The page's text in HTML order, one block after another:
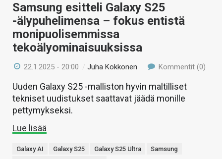
Samsung esitteli Galaxy S25
-älypuhelimensa – fokus entistä
monipuolisemmissa
tekoälyominaisuuksissa
22.1.2025 - 20:00 /Juha Kokkonen Kommentit (0)
Uuden Galaxy S25 -malliston hyvin maltilliset
tekniset uudistukset saattavat jäädä monille
pettymykseksi.
Lue lisää
Galaxy AI Galaxy S25 Galaxy S25 Ultra
Samsung